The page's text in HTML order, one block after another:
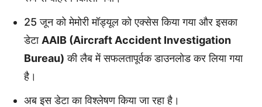
25 जून को मेमोरी मॉड्यूल को एक्सेस किया गया और इसका
डेटा AAIB (Aircraft Accident Investigation
Bureau) की लैब में सफलतापूर्वक डाउनलोड कर लिया गया
है।
अब इस डेटा का विश्लेषण किया जा रहा है।